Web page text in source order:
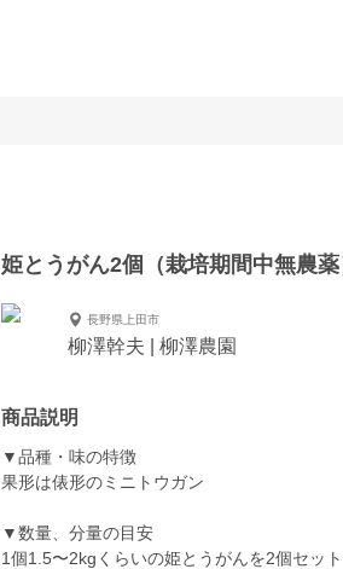
姫とうがん2個（栽培期間中無農薬
長野県上田市
柳澤幹夫 | 柳澤農園
商品説明
▼品種・味の特徴
果形は俵形のミニトウガン
▼数量、分量の目安
1個1.5〜2kgくらいの姫とうがんを2個セット